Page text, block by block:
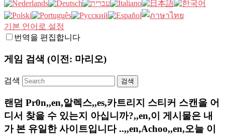
기본 언어로 설정
번역을 편집합니다
게임 검색 (이전: 마리오)
검색
랜덤 Pr0n,,en,알렉스,,es,카트리지 스티커 스캔을 어
디서 찾을 수 있는지 아십니까?,,en,이 게시물은 내
가 본 유일한 사이트입니다 ..,,en,Achoo,,en,오늘 이